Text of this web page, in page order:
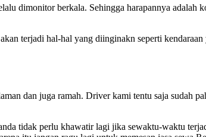
dimonitor berkala. Sehingga harapannya
terjadi hal-hal yang diinginakn seperti
dan juga ramah. Driver kami tentu saja sudah
tidak perlu khawatir lagi jika sewaktu-waktu